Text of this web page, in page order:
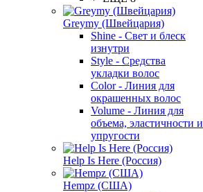
Greymy (Швейцария)
Shine - Свет и блеск
изнутри
Style - Средства
укладки волос
Color - Линия для
окрашенных волос
Volume - Линия для
объема, эластичности и
упругости
Help Is Here (Россия)
Hempz (США)